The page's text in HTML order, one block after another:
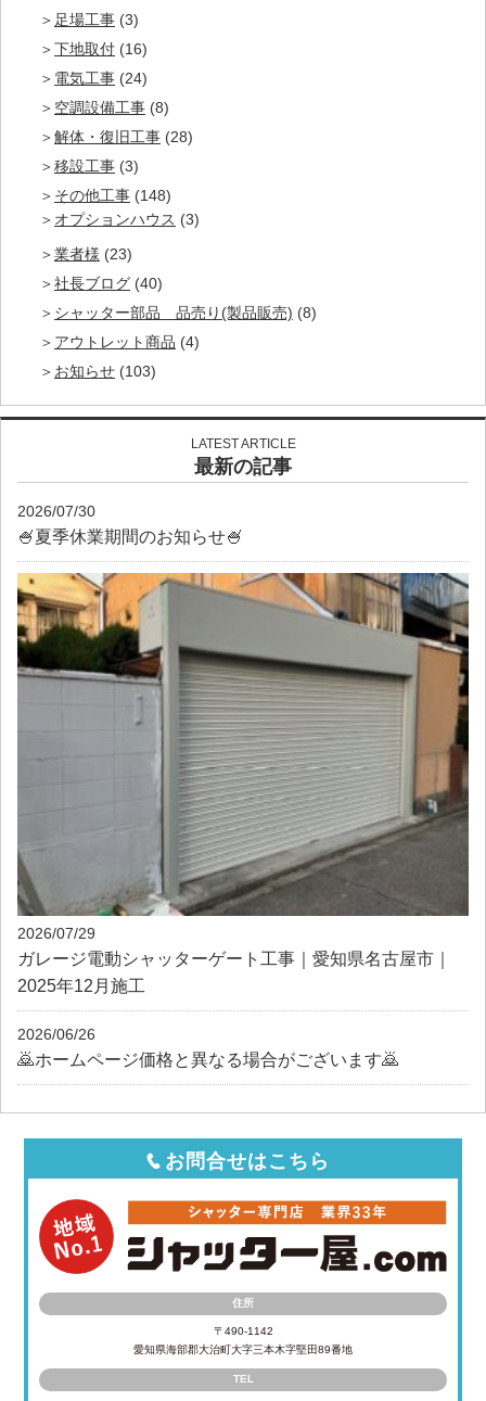
足場工事 (3)
下地取付 (16)
電気工事 (24)
空調設備工事 (8)
解体・復旧工事 (28)
移設工事 (3)
その他工事 (148)
オプションハウス (3)
業者様 (23)
社長ブログ (40)
シャッター部品 品売り(製品販売) (8)
アウトレット商品 (4)
お知らせ (103)
LATEST ARTICLE
最新の記事
2026/07/30
🍧夏季休業期間のお知らせ🍧
2026/07/29
ガレージ電動シャッターゲート工事｜愛知県名古屋市｜
2025年12月施工
2026/06/26
🙇ホームページ価格と異なる場合がございます🙇
お問合せはこちら
住所
〒490-1142
愛知県海部郡大治町大字三本木字堅田89番地
TEL